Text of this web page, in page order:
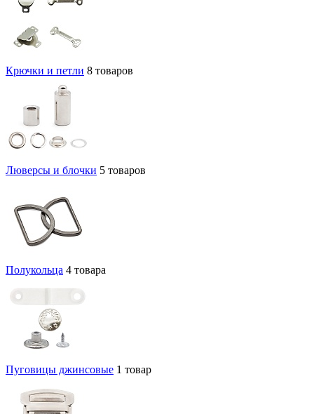
Крючки и петли 8 товаров
Люверсы и блочки 5 товаров
Полукольца 4 товара
Пуговицы джинсовые 1 товар